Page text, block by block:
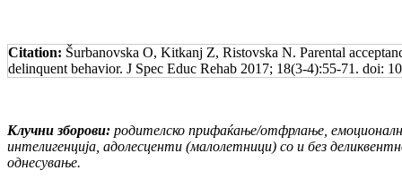
Citation: Šurbanovska O, Kitkanj Z, Ristovska N. Parental
delinquent behavior. J Spec Educ Rehab 2017; 18(3-4):55-71. doi:
Клучни зборови: родителско прифаќање/отфрлање,
интелигенција, адолесценти (малолетници) со и без
однесување.